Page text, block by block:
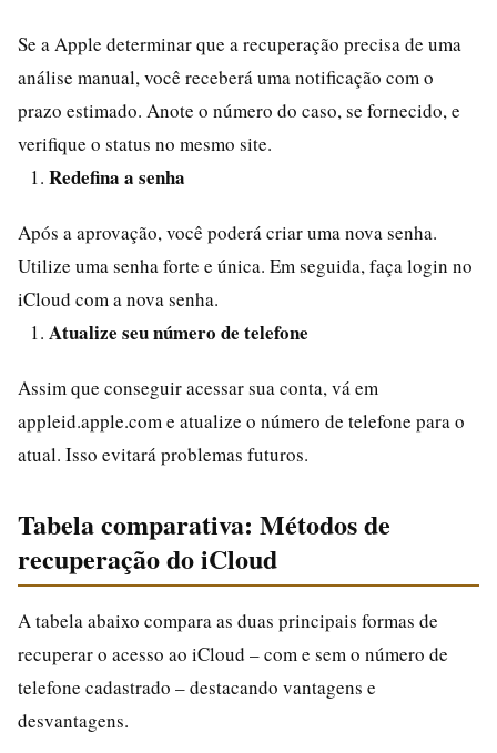
Se a Apple determinar que a recuperação precisa de uma
análise manual, você receberá uma notificação com o
prazo estimado. Anote o número do caso, se fornecido, e
verifique o status no mesmo site.
Redefina a senha
Após a aprovação, você poderá criar uma nova senha.
Utilize uma senha forte e única. Em seguida, faça login no
iCloud com a nova senha.
Atualize seu número de telefone
Assim que conseguir acessar sua conta, vá em
appleid.apple.com e atualize o número de telefone para o
atual. Isso evitará problemas futuros.
Tabela comparativa: Métodos de
recuperação do iCloud
A tabela abaixo compara as duas principais formas de
recuperar o acesso ao iCloud – com e sem o número de
telefone cadastrado – destacando vantagens e
desvantagens.